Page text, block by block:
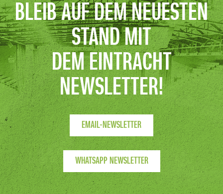
BLEIB AUF DEM NEUESTEN
STAND MIT
DEM EINTRACHT
NEWSLETTER!
EMAIL-NEWSLETTER
WHATSAPP NEWSLETTER